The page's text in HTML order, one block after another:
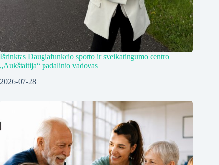
Išrinktas Daugiafunkcio sporto ir sveikatingumo centro
„Aukštaitija“ padalinio vadovas
2026-07-28